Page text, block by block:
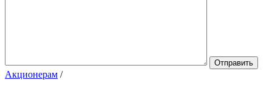
Акционерам /